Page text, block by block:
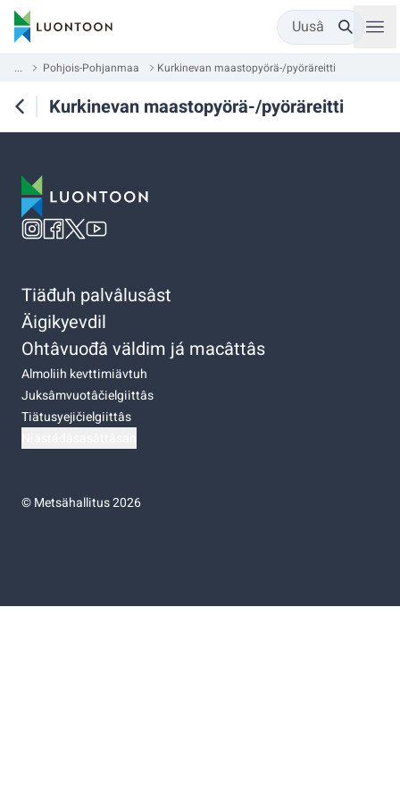
Uusâ
... Pohjois-Pohjanmaa Kurkinevan maastopyörä-/pyöräreitti
Kurkinevan maastopyörä-/pyöräreitti
Tiäđuh palvâlusâst
Äigikyevdil
Ohtâvuođâ väldim já macâttâs
Almoliih kevttimiävtuh
Juksâmvuotâčielgiittâs
Tiätusyejičielgiittâs
©Metsähallitus 2026